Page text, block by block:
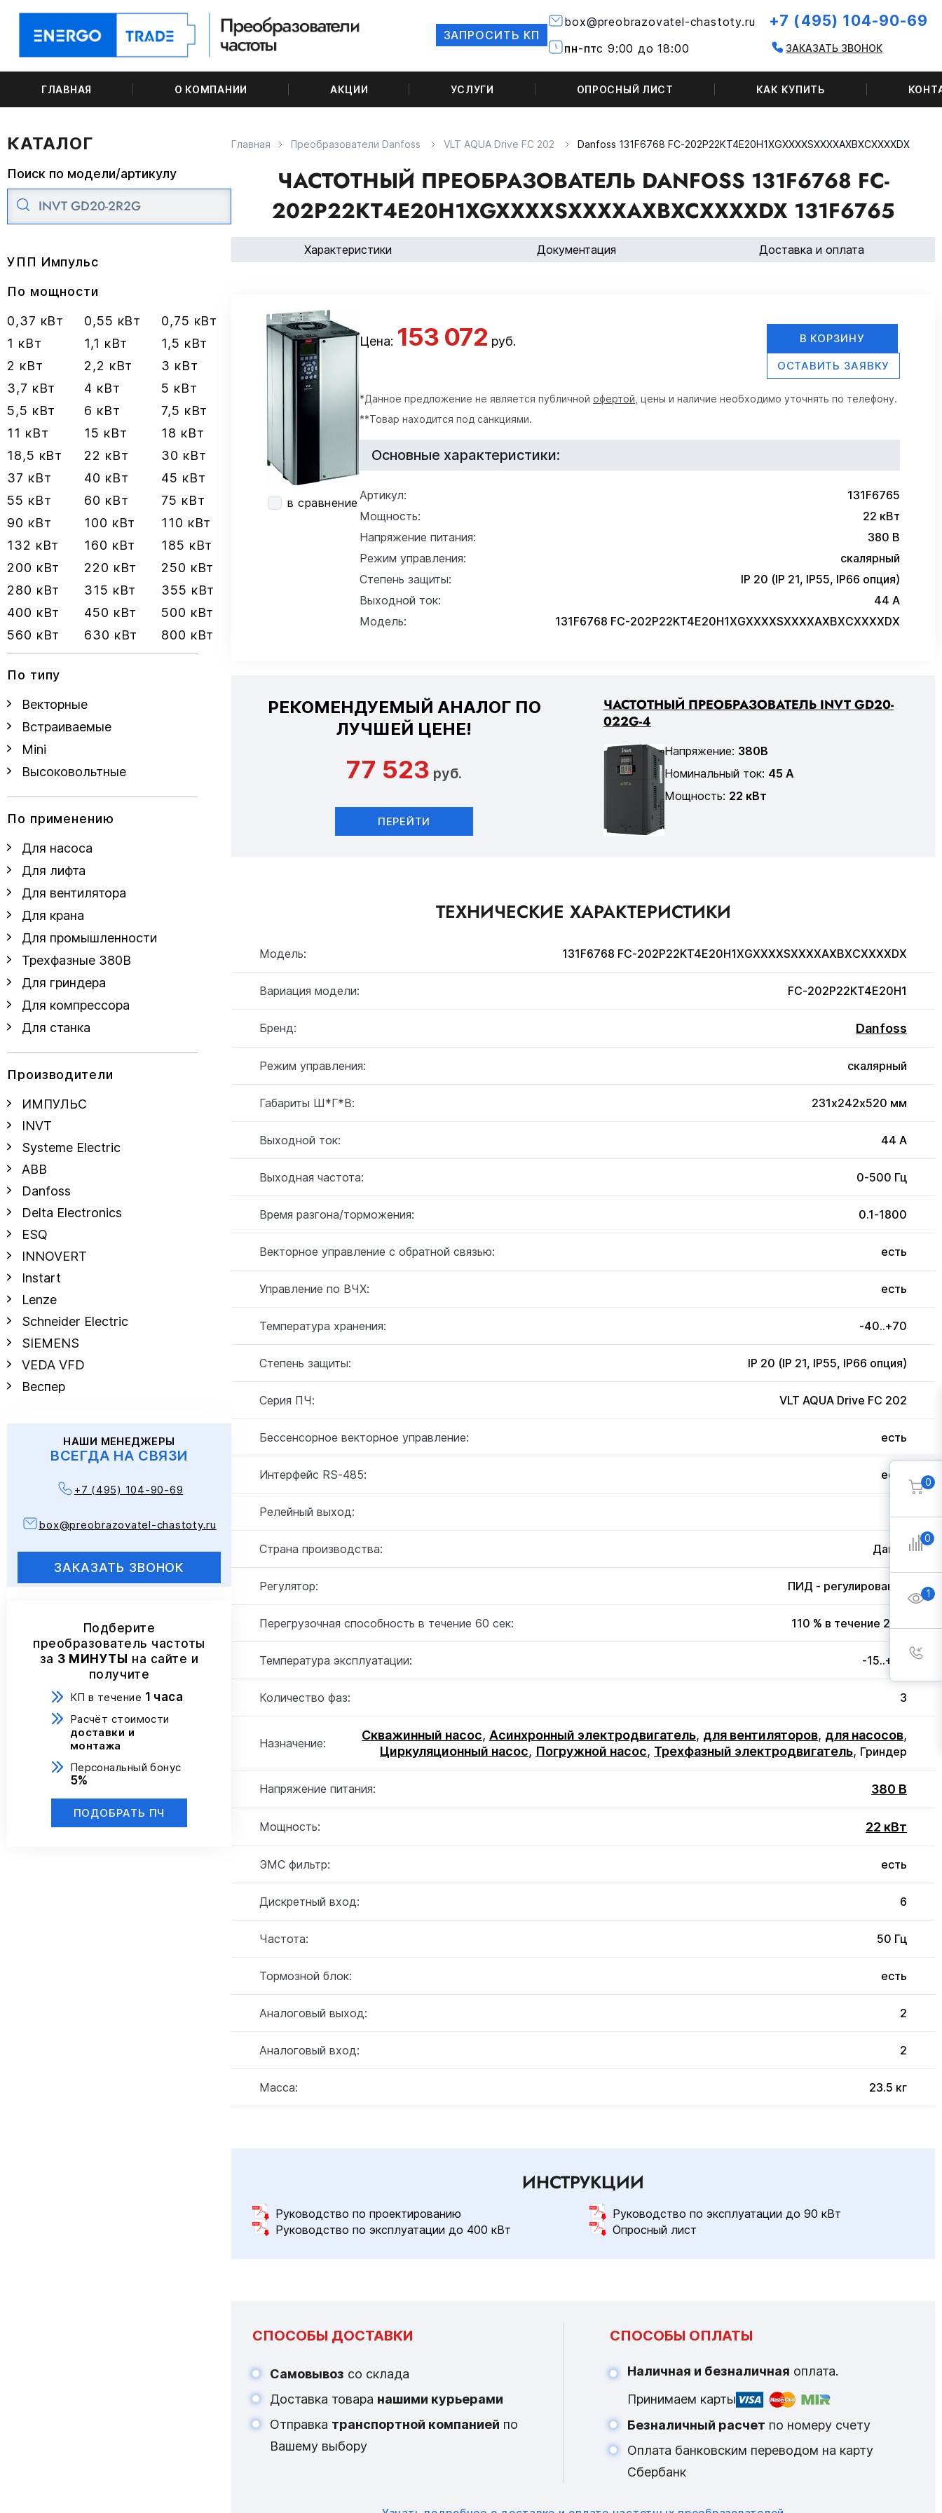
ЗАПРОСИТЬ КП
box@preobrazovatel-chastoty.ru +7 (495) 104-90-69
пн-птс 9:00 до 18:00 ЗАКАЗАТЬ ЗВОНОК
ГЛАВНАЯ О КОМПАНИИ АКЦИИ УСЛУГИ ОПРОСНЫЙ ЛИСТ КАК КУПИТЬ
КАТАЛОГ Главная Преобразователи Danfoss VLT AQUA Drive FC 202 Danfoss 131F6768 FC-202P22KT4E20H1XGXXXXSXXXXAXBXCXXXXDX
Поиск по модели/артикулу
УПП Импульс
По мощности
0,37 кВт
0,55 кВт
0,75 кВт
1 кВт
1,1 кВт
1,5 кВт
2 кВт
2,2 кВт
3 кВт
3,7 кВт
4 кВт
5 кВт
5,5 кВт
6 кВт
7,5 кВт
11 кВт
15 кВт
18 кВт
18,5 кВт
22 кВт
30 кВт
37 кВт
40 кВт
45 кВт
55 кВт
60 кВт
75 кВт
90 кВт
100 кВт
110 кВт
132 кВт
160 кВт
185 кВт
200 кВт
220 кВт
250 кВт
280 кВт
315 кВт
355 кВт
400 кВт
450 кВт
500 кВт
560 кВт
630 кВт 800 кВт
По типу
Векторные
Встраиваемые
Mini
Высоковольтные
По применению
Для насоса
Для лифта
Для вентилятора
Для крана
Для промышленности
Трехфазные 380В
Для гриндера
Для компрессора
Для станка
Производители
ИМПУЛЬС
INVT
Systeme Electric
ABB
Danfoss
Delta Electronics
ESQ
INNOVERT
Instart
Lenze
Schneider Electric
SIEMENS
VEDA VFD
Веспер
НАШИ МЕНЕДЖЕРЫ
ВСЕГДА НА СВЯЗИ
+7 (495) 104-90-69
box@preobrazovatel-chastoty.ru
ЗАКАЗАТЬ ЗВОНОК
Подберите
преобразователь частоты
за 3 МИНУТЫ на сайте и
получите
КП в течение 1 часа
Расчёт стоимости
доставки и
монтажа
Персональный бонус
5%
ПОДОБРАТЬ ПЧ
ЧАСТОТНЫЙ ПРЕОБРАЗОВАТЕЛЬ DANFOSS 131F6768 FC-
202P22KT4E20H1XGXXXXSXXXXAXBXCXXXXDX 131F6765
Характеристики Документация Доставка и оплата
в сравнение
Цена: 153 072 руб. В КОРЗИНУ
ОСТАВИТЬ ЗАЯВКУ
*Данное предложение не является публичной офертой , цены и наличие необходимо уточнять по телефону.
**Товар находится под санкциями.
Основные характеристики:
Артикул:
131F6765
Мощность:
22 кВт
Напряжение питания:
380 В
Режим управления:
скалярный
Степень защиты:
IP 20 (IP 21, IP55, IP66 опция)
Выходной ток:
44 А
Модель:
131F6768 FC-202P22KT4E20H1XGXXXXSXXXXAXBXCXXXXDX
РЕКОМЕНДУЕМЫЙ АНАЛОГ ПО
ЛУЧШЕЙ ЦЕНЕ!
77 523 руб.
ПЕРЕЙТИ
ЧАСТОТНЫЙ ПРЕОБРАЗОВАТЕЛЬ INVT GD20-
022G-4
Напряжение: 380В
Номинальный ток: 45 А
Мощность: 22 кВт
ТЕХНИЧЕСКИЕ ХАРАКТЕРИСТИКИ
Модель: 131F6768 FC-202P22KT4E20H1XGXXXXSXXXXAXBXCXXXXDX
Вариация модели: FC-202P22KT4E20H1
Бренд: Danfoss
Режим управления: скалярный
Габариты Ш*Г*В: 231x242x520 мм
Выходной ток: 44 А
Выходная частота: 0-500 Гц
Время разгона/торможения: 0.1-1800
Векторное управление с обратной связью: есть
Управление по ВЧХ: есть
Температура хранения: -40..+70
Степень защиты: IP 20 (IP 21, IP55, IP66 опция)
Серия ПЧ: VLT AQUA Drive FC 202
Бессенсорное векторное управление: есть
Интерфейс RS-485: есть
Релейный выход:
Страна производства: Дания
Регулятор: ПИД - регулирование
Перегрузочная способность в течение 60 сек: 110 % в течение 20 с
Температура эксплуатации: -15..+50
Количество фаз: 3
Назначение:
Скважинный насос, Асинхронный электродвигатель, для вентиляторов, для насосов,
Циркуляционный насос, Погружной насос, Трехфазный электродвигатель, Гриндер
Напряжение питания: 380 В
Мощность: 22 кВт
ЭМС фильтр: есть
Дискретный вход: 6
Частота: 50 Гц
Тормозной блок: есть
Аналоговый выход: 2
Аналоговый вход: 2
Масса: 23.5 кг
ИНСТРУКЦИИ
Руководство по проектированию
Руководство по эксплуатации до 90 кВт
Руководство по эксплуатации до 400 кВт
Опросный лист
СПОСОБЫ ДОСТАВКИ
Самовывоз со склада
Доставка товара нашими курьерами
Отправка транспортной компанией по
Вашему выбору
СПОСОБЫ ОПЛАТЫ
Наличная и безналичная оплата.
Принимаем карты
Безналичный расчет по номеру счету
Оплата банковским переводом на карту
Сбербанк
0
0
1